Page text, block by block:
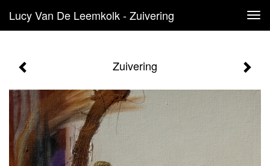
Lucy Van De Leemkolk - Zuivering
Zuivering